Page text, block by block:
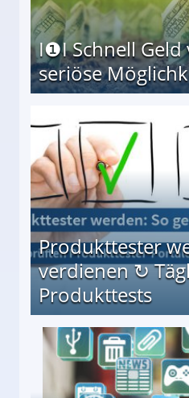
I❶I Schnell Geld
seriöse
Produkttester
verdienen ↻
Produkttests
↻ Täglich neue Produkttests